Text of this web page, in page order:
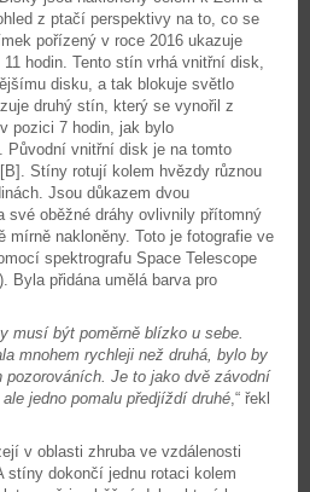
z ptačí perspektivy na to, co se
pořízený v roce 2016 ukazuje
hodin. Tento stín vrhá vnitřní disk,
disku, a tak blokuje světlo
druhý stín, který se vynořil z
pozici 7 hodin, jak bylo
Původní vnitřní disk je na tomto
Stíny rotují kolem hvězdy různou
Jsou důkazem dvou
své oběžné dráhy ovlivnily přítomný
mírně nakloněny. Toto je fotografie ve
spektrografu Space Telescope
Byla přidána umělá barva pro
musí být poměrně blízko u sebe.
mnohem rychleji než druhá, bylo by
Je to jako dvě závodní
jedno pomalu předjíždí druhé,“ řekl
v oblasti zhruba ve vzdálenosti
stíny dokončí jednu rotaci kolem